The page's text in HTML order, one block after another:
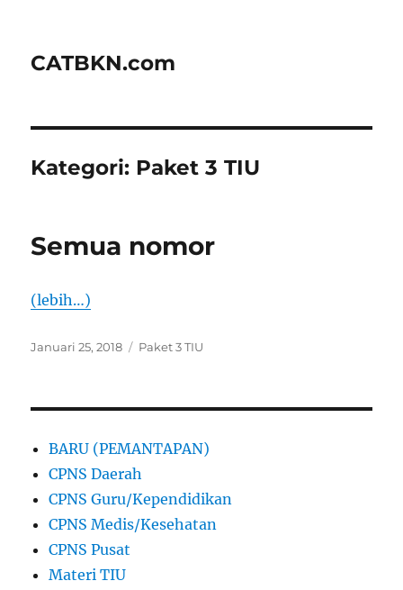
CATBKN.com
Kategori: Paket 3 TIU
Semua nomor
(lebih…)
Diposkan
Januari 25, 2018 Kategori
Paket 3 TIU
BARU (PEMANTAPAN)
CPNS Daerah
CPNS Guru/Kependidikan
CPNS Medis/Kesehatan
CPNS Pusat
Materi TIU